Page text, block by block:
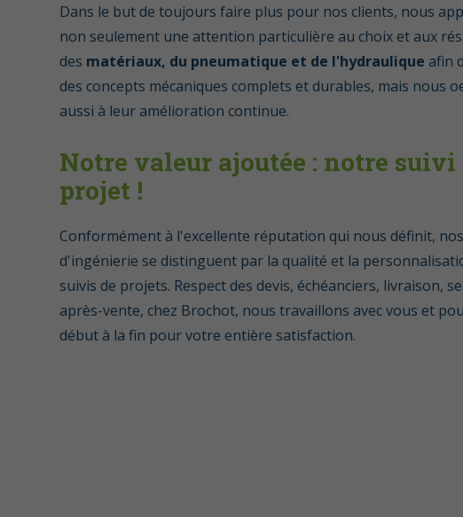
Dans le but de toujours faire plus pour nos clients, nous
non seulement une attention particulière au choix et aux
des matériaux, du pneumatique et de l'hydraulique afin
des concepts mécaniques complets et durables, mais nous
aussi à leur amélioration continue.
Notre valeur ajoutée : notre suivi
projet !
Conformément à l'excellente réputation qui nous définit,
d'ingénierie se distinguent par la qualité et la
suivis de projets. Respect des devis, échéanciers, livraison,
après-vente, chez Brochot, nous travaillons avec vous et
début à la fin pour votre entière satisfaction.